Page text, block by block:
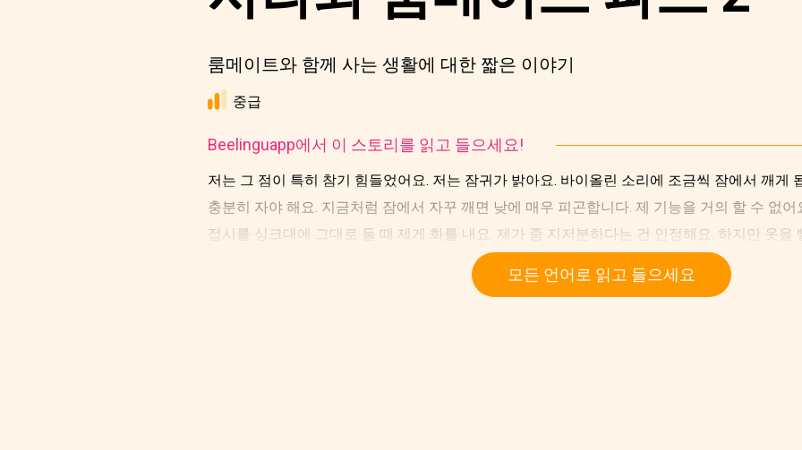
룸메이트와 함께 사는 생활에 대한 짧은 이야기
중급
Beelinguapp에서 이 스토리를 읽고 들으세요!
저는 그 점이 특히 참기 힘들었어요. 저는 잠귀가 밝아요. 바이올린 소리에 조금씩 잠에서 깨게
충분히 자야 해요. 지금처럼 잠에서 자꾸 깨면 낮에 매우 피곤합니다. 제 기능을 거의 할 수 없
접시를 싱크대에 그대로 둘 때 제게 화를 내요. 제가 좀 지저분하다는 건 인정해요. 하지만 옷을
보다 더 중요한 일이 있다고 생각합니다. 솔직히, 저는 청소가 완전히 시간 낭비라고 생각해요.
모든 언어로 읽고 들으세요